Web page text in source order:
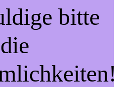
bitte
die